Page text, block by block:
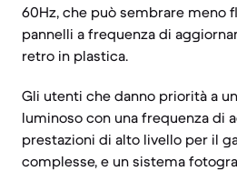
60Hz, che può sembrare meno
pannelli a frequenza di
retro in plastica.
Gli utenti che danno priorità a
luminoso con una frequenza di
prestazioni di alto livello per il
complesse, e un sistema